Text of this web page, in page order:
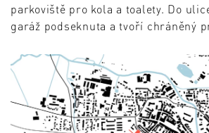
parkoviště pro kola a toalety. Do
garáž podseknuta a tvoří chráněný